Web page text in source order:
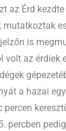
az Érd
mutatkoztak
is
volt az érdiek
a hazai
percen
percben